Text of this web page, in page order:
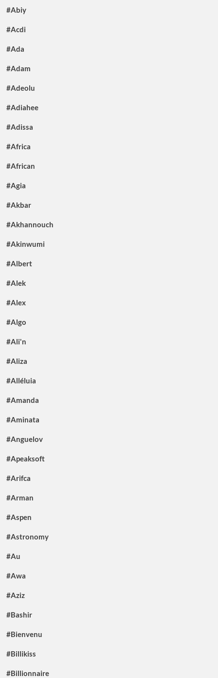
#Abiy
#Acdi
#Ada
#Adam
#Adeolu
#Adiahee
#Adissa
#Africa
#African
#Agia
#Akbar
#Akhannouch
#Akinwumi
#Albert
#Alek
#Alex
#Algo
#Ali'n
#Aliza
#Alléluia
#Amanda
#Aminata
#Anguelov
#Apeaksoft
#Arifca
#Arman
#Aspen
#Astronomy
#Au
#Awa
#Aziz
#Bashir
#Bienvenu
#Billikiss
#Billionnaire